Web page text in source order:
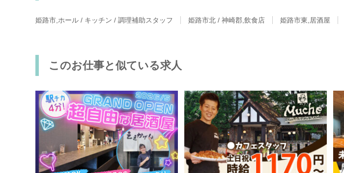
姫路市,ホール / キッチン / 調理補助スタッフ 姫路市北 / 神崎郡,飲食店 姫路市東,居酒屋
このお仕事と似ている求人